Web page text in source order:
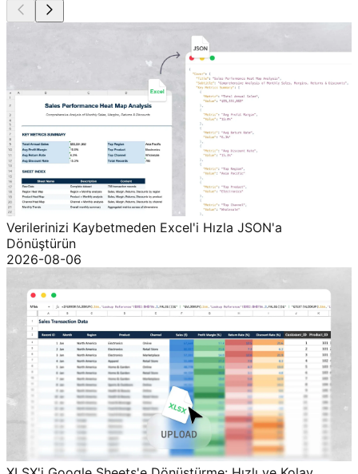
Verilerinizi Kaybetmeden Excel'i Hızla JSON'a
Dönüştürün
2026-08-06